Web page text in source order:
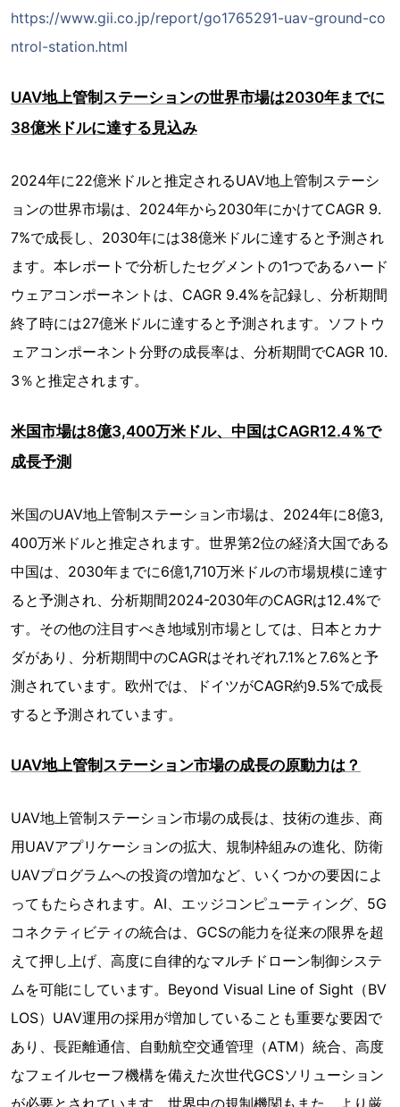
https://www.gii.co.jp/report/go1765291-uav-ground-co
ntrol-station.html
UAV地上管制ステーションの世界市場は2030年までに
38億米ドルに達する見込み
2024年に22億米ドルと推定されるUAV地上管制ステーシ
ョンの世界市場は、2024年から2030年にかけてCAGR 9.
7%で成長し、2030年には38億米ドルに達すると予測され
ます。本レポートで分析したセグメントの1つであるハード
ウェアコンポーネントは、CAGR 9.4%を記録し、分析期間
終了時には27億米ドルに達すると予測されます。ソフトウ
ェアコンポーネント分野の成長率は、分析期間でCAGR 10.
3％と推定されます。
米国市場は8億3,400万米ドル、中国はCAGR12.4％で
成長予測
米国のUAV地上管制ステーション市場は、2024年に8億3,
400万米ドルと推定されます。世界第2位の経済大国である
中国は、2030年までに6億1,710万米ドルの市場規模に達す
ると予測され、分析期間2024-2030年のCAGRは12.4%で
す。その他の注目すべき地域別市場としては、日本とカナ
ダがあり、分析期間中のCAGRはそれぞれ7.1%と7.6%と予
測されています。欧州では、ドイツがCAGR約9.5%で成長
すると予測されています。
UAV地上管制ステーション市場の成長の原動力は？
UAV地上管制ステーション市場の成長は、技術の進歩、商
用UAVアプリケーションの拡大、規制枠組みの進化、防衛
UAVプログラムへの投資の増加など、いくつかの要因によ
ってもたらされます。AI、エッジコンピューティング、5G
コネクティビティの統合は、GCSの能力を従来の限界を超
えて押し上げ、高度に自律的なマルチドローン制御システ
ムを可能にしています。Beyond Visual Line of Sight（BV
LOS）UAV運用の採用が増加していることも重要な要因で
あり、長距離通信、自動航空交通管理（ATM）統合、高度
なフェイルセーフ機構を備えた次世代GCSソリューション